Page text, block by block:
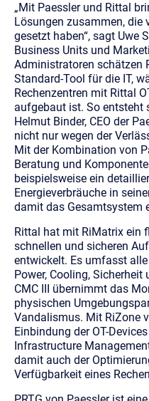
„Mit Paessler und Rittal
Lösungen zusammen,
gesetzt haben“, sagt Uwe
Business Units und
Administratoren schätzen
Standard-Tool für die IT,
Rechenzentren mit Rittal
aufgebaut ist. So entsteht
Helmut Binder, CEO der
nicht nur wegen der
Mit der Kombination von
Beratung und
beispielsweise ein
Energieverbräuche in
damit das Gesamtsystem
Rittal hat mit RiMatrix ein
schnellen und sicheren
entwickelt. Es umfasst
Power, Cooling,
CMC III übernimmt das
physischen
Vandalismus. Mit RiZone
Einbindung der OT-
Infrastructure
damit auch der
Verfügbarkeit eines